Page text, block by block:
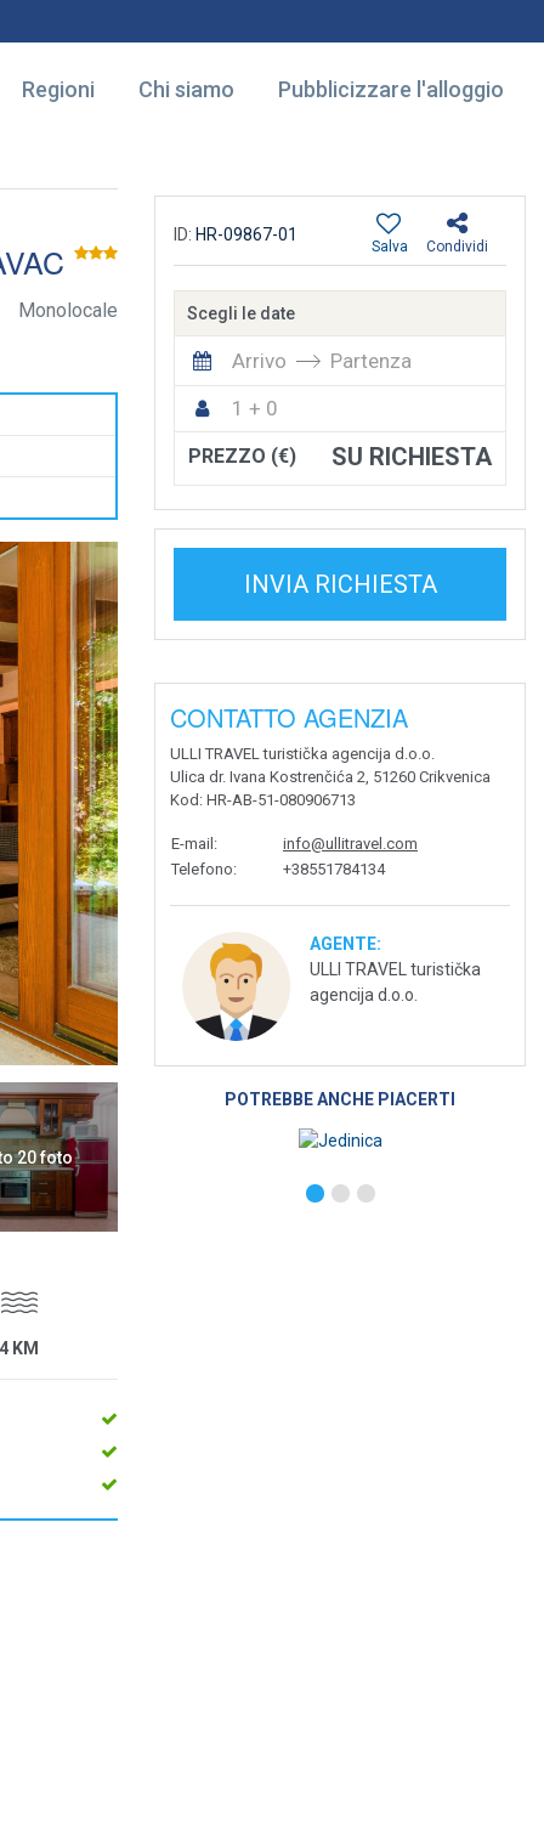
Regioni Chi siamo Pubblicizzare l'alloggio
Monolocale
20 foto
4 KM
ID: HR-09867-01
Condividi
Salva
Scegli le date
Arrivo
Partenza
1 + 0
PREZZO (€) SU RICHIESTA
INVIA RICHIESTA
CONTATTO AGENZIA
ULLI TRAVEL turistička agencija d.o.o.
Ulica dr. Ivana Kostrenčića 2, 51260 Crikvenica
Kod : HR-AB-51-080906713
E-mail :
info@ullitravel.com
Telefono: +38551784134
AGENTE:
ULLI TRAVEL turistička
agencija d.o.o.
POTREBBE ANCHE PIACERTI